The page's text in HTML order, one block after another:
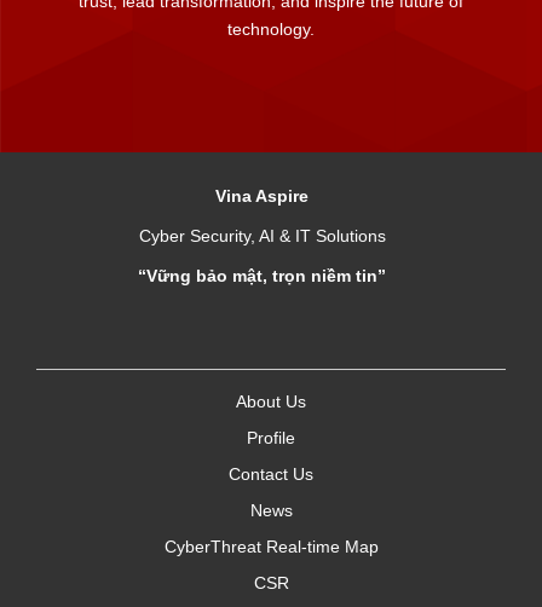
technology.
Vina Aspire
Cyber Security, AI & IT Solutions
“Vững bảo mật, trọn niềm tin”
About Us
Profile
Contact Us
News
CyberThreat Real-time Map
CSR